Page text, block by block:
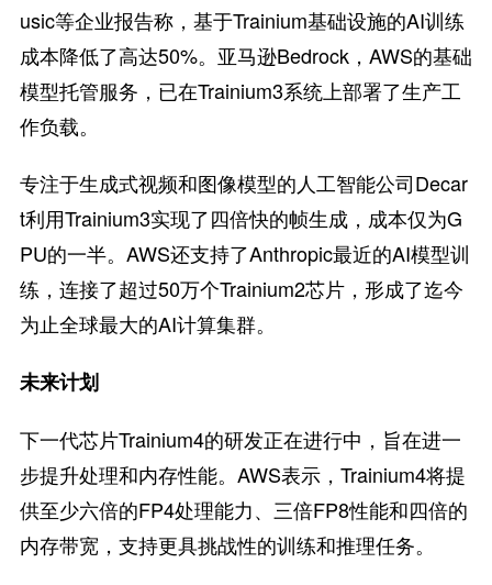
usic等企业报告称，基于Trainium基础设施的AI训练
成本降低了高达50%。亚马逊Bedrock，AWS的基础
模型托管服务，已在Trainium3系统上部署了生产工
作负载。
专注于生成式视频和图像模型的人工智能公司Decar
t利用Trainium3实现了四倍快的帧生成，成本仅为G
PU的一半。AWS还支持了Anthropic最近的AI模型训
练，连接了超过50万个Trainium2芯片，形成了迄今
为止全球最大的AI计算集群。
未来计划
下一代芯片Trainium4的研发正在进行中，旨在进一
步提升处理和内存性能。AWS表示，Trainium4将提
供至少六倍的FP4处理能力、三倍FP8性能和四倍的
内存带宽，支持更具挑战性的训练和推理任务。